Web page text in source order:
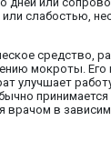
слабостью,
средство,
мокроты. Его
улучшает
врачом в